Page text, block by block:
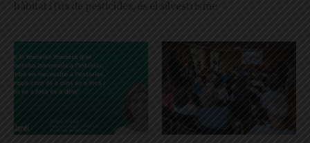
hàbitat i l'ús de pesticides, és el silvestrisme